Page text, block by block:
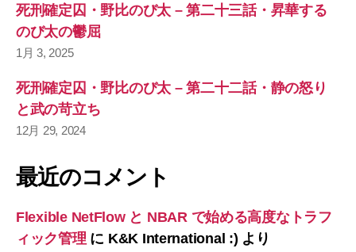
死刑確定囚・野比のび太 – 第二十三話・昇華する
のび太の鬱屈
1月 3, 2025
死刑確定囚・野比のび太 – 第二十二話・静の怒り
と武の苛立ち
12月 29, 2024
最近のコメント
Flexible NetFlow と NBAR で始める高度なトラフ
ィック管理 に K&K International :) より